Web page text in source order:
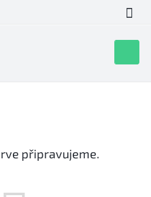
košík
připravujeme.